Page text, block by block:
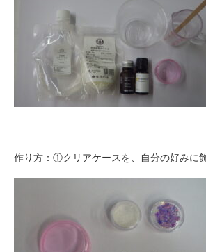
作り方：①クリアケースを、自分の好みに